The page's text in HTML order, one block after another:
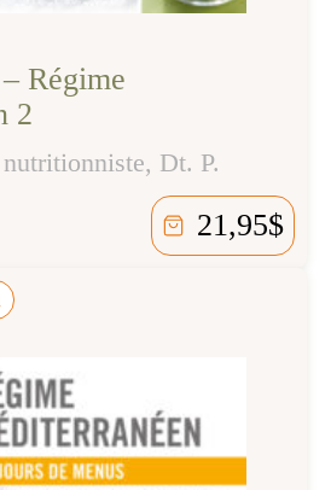
Régime
2
Dt. P.
21,95$